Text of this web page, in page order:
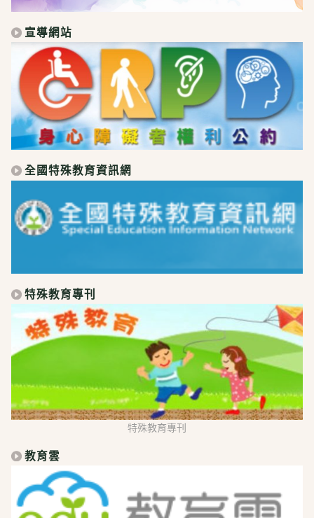
宣導網站
全國特殊教育資訊網
特殊教育專刊
特殊教育專刊
教育雲